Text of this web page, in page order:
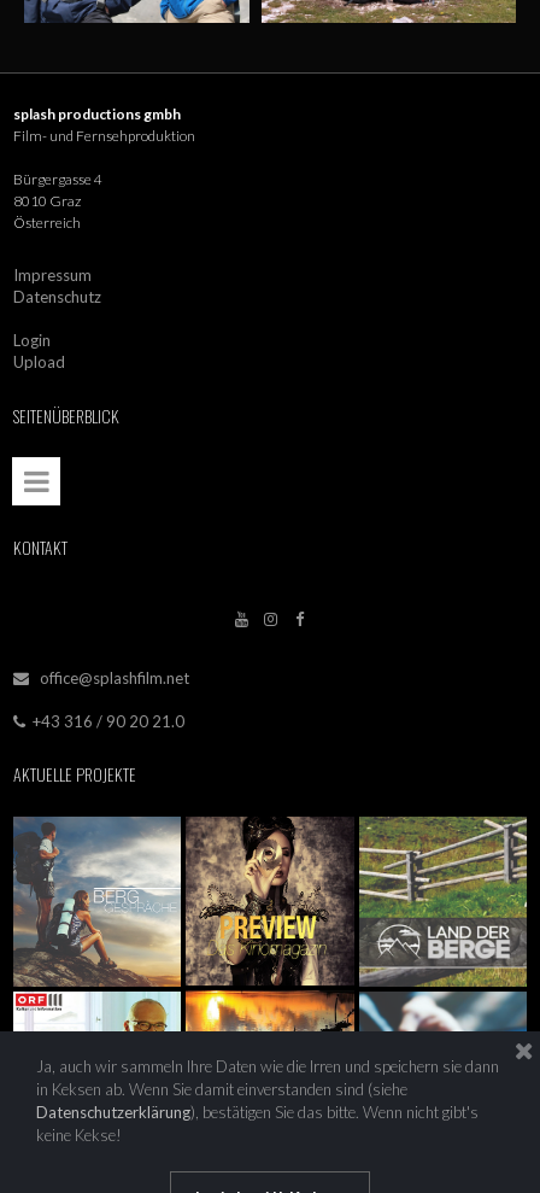
splash productions gmbh
Film- und Fernsehproduktion
Bürgergasse 4
8010 Graz
Österreich
Impressum
Datenschutz
Login
Upload
SEITENÜBERBLICK
KONTAKT
  
 office@splashfilm.net
 +43 316 / 90 20 21.0
AKTUELLE PROJEKTE
Ja, auch wir sammeln Ihre Daten wie die Irren und speichern sie dann
in Keksen ab. Wenn Sie damit einverstanden sind (siehe
Datenschutzerklärung), bestätigen Sie das bitte. Wenn nicht gibt's
keine Kekse!